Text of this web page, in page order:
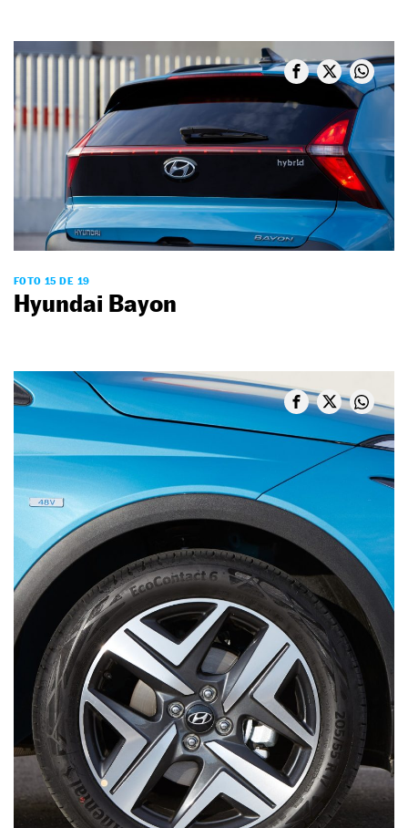
FOTO 15 DE 19
Hyundai Bayon